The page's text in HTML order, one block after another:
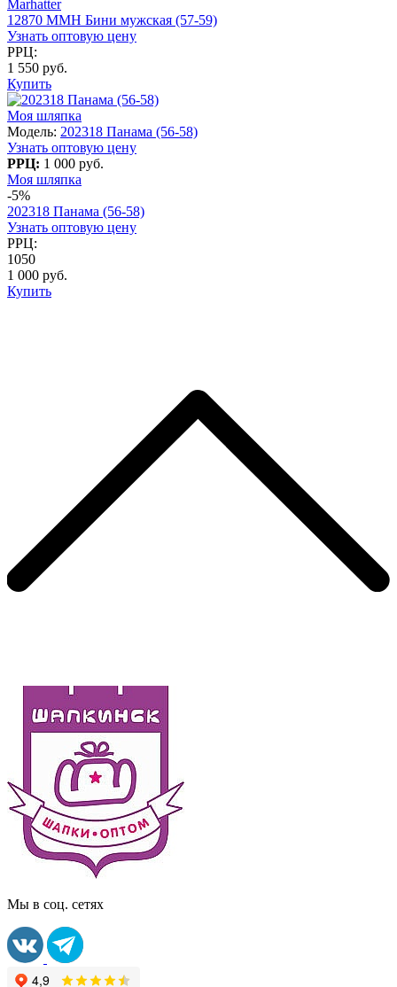
Marhatter
12870 MMH Бини мужская (57-59)
Узнать оптовую цену
РРЦ:
1 550 руб.
Купить
Моя шляпка
Модель: 202318 Панама (56-58)
Узнать оптовую цену
РРЦ: 1 000 руб.
Моя шляпка
-5%
202318 Панама (56-58)
Узнать оптовую цену
РРЦ:
1050
1 000 руб.
Купить
Мы в соц. сетях